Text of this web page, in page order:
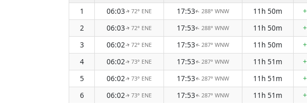
1
06:03↑72° ENE 17:53↑ 288° WNW 11h 50m
2
06:03↑72° ENE 17:53↑ 288° WNW 11h 50m
3
06:02↑72° ENE 17:53↑ 287° WNW 11h 50m
4
06:02↑73° ENE 17:53↑ 287° WNW 11h 51m
5
06:02↑73° ENE 17:53↑ 287° WNW 11h 51m
6
06:02↑73° ENE 17:53↑ 287° WNW 11h 51m